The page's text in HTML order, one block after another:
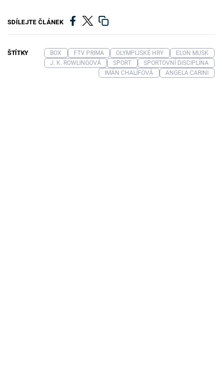
SDÍLEJTE ČLÁNEK
ŠTÍTKY BOX FTV PRIMA OLYMPIJSKÉ HRY
ELON MUSK
J. K. ROWLINGOVÁ
SPORT
SPORTOVNÍ DISCIPLÍNA
IMÁN CHALÍFOVÁ
ANGELA CARINI